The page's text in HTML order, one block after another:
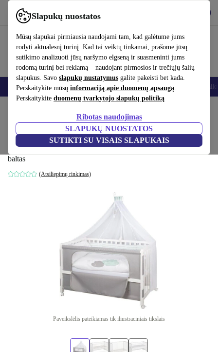
Slapukų nuostatos
Mūsų slapukai pirmiausia naudojami tam, kad galėtume jums
rodyti aktualesnį turinį. Kad tai veiktų tinkamai, prašome jūsų
sutikimo analizuoti jūsų naršymo elgseną ir suasmeninti jums
rodomą turinį bei reklamą – naudojant pirmosios ir trečiųjų šalių
slapukus. Savo slapukų nustatymus galite pakeisti bet kada.
Perskaitykite mūsų informaciją apie duomenų apsaugą.
Perskaitykite duomenų tvarkytojo slapukų politiką
Ribotas naudojimas
SLAPUKŲ NUOSTATOS
SUTIKTI SU VISAIS SLAPUKAIS
Naudok refurbed greitai ir paprastai
Išmanieji telefonai Nešiojamieji kompiuteriai Planšetės Išmanieji
Roba Room Bed "Happy Cloud" prie
lovytės lovelė
baltas
(Atsiliepimų rinkimas)
Paveikslėlis pateikiamas tik iliustraciniais tikslais